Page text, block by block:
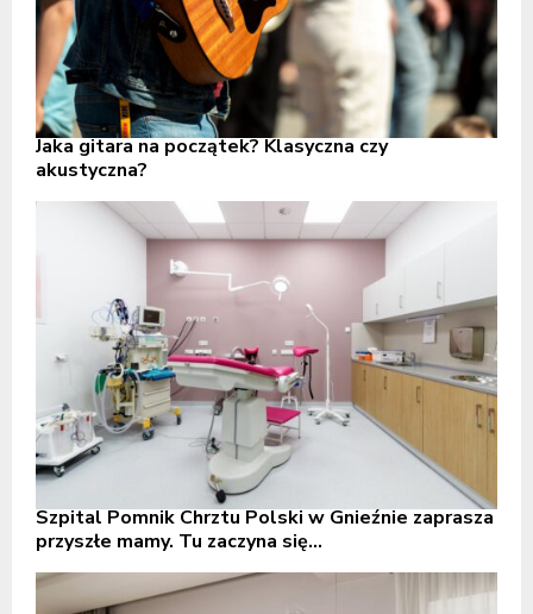
Jaka gitara na początek? Klasyczna czy
akustyczna?
Szpital Pomnik Chrztu Polski w Gnieźnie zaprasza
przyszłe mamy. Tu zaczyna się...